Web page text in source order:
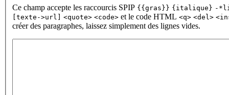
Ce champ accepte les raccourcis SPIP {{gras}} {italique} -
[texte->url] <quote> <code> et le code HTML <q> <del>
créer des paragraphes, laissez simplement des lignes vides.